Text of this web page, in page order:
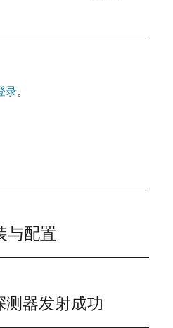
录。
与配置
器发射成功